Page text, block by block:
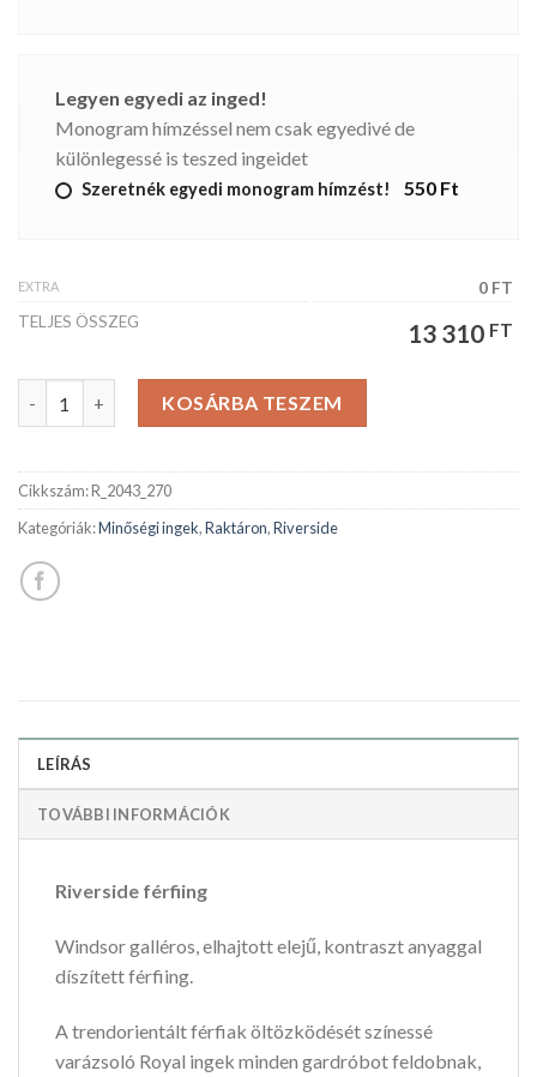
Legyen egyedi az inged!
Monogram hímzéssel nem csak egyedivé de
különlegessé is teszed ingeidet
Szeretnék egyedi monogram hímzést! 550 Ft
EXTRA
0 FT
TELJES ÖSSZEG
13 310 FT
Riverside férfiing mennyiségKOSÁRBA TESZEM
Cikkszám:R_2043_270
Kategóriák:Minőségi ingek,Raktáron,Riverside
LEÍRÁS
TOVÁBBI INFORMÁCIÓK
Riverside férfiing
Windsor galléros, elhajtott elejű, kontraszt anyaggal
díszített férfiing.
A trendorientált férfiak öltözködését színessé
varázsoló Royal ingek minden gardróbot feldobnak,